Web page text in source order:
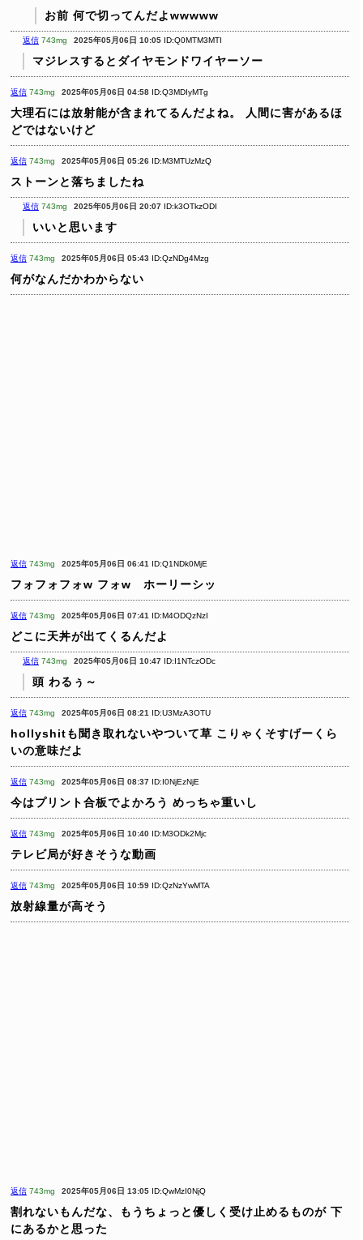
お前 何で切ってんだよwwwww
返信 743mg 2025年05月06日 10:05 ID:Q0MTM3MTI
マジレスするとダイヤモンドワイヤーソー
返信 743mg 2025年05月06日 04:58 ID:Q3MDIyMTg
大理石には放射能が含まれてるんだよね。
人間に害があるほ
どではないけど
返信 743mg 2025年05月06日 05:26 ID:M3MTUzMzQ
ストーンと落ちましたね
返信 743mg 2025年05月06日 20:07 ID:k3OTkzODI
いいと思います
返信 743mg 2025年05月06日 05:43 ID:QzNDg4Mzg
何がなんだかわからない
返信 743mg 2025年05月06日 06:41 ID:Q1NDk0MjE
フォフォフォw フォw ホーリーシッ
返信 743mg 2025年05月06日 07:41 ID:M4ODQzNzI
どこに天丼が出てくるんだよ
返信 743mg 2025年05月06日 10:47 ID:I1NTczODc
頭 わるぅ～
返信 743mg 2025年05月06日 08:21 ID:U3MzA3OTU
hollyshitも聞き取れないやついて草 こりゃくそすげーくら
いの意味だよ
返信 743mg 2025年05月06日 08:37 ID:I0NjEzNjE
今はプリント合板でよかろう めっちゃ重いし
返信 743mg 2025年05月06日 10:40 ID:M3ODk2Mjc
テレビ局が好きそうな動画
返信 743mg 2025年05月06日 10:59 ID:QzNzYwMTA
放射線量が高そう
返信 743mg 2025年05月06日 13:05 ID:QwMzI0NjQ
割れないもんだな、もうちょっと優しく受け止めるものが 下
にあるかと思った